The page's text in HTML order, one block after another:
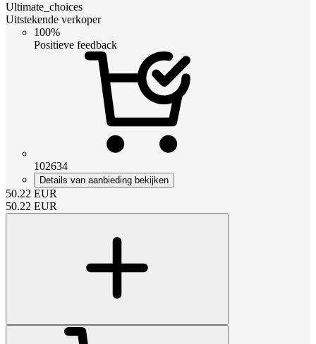
Ultimate_choices
Uitstekende verkoper
100%
Positieve feedback
102634
Details van aanbieding bekijken
50.22 EUR
50.22 EUR